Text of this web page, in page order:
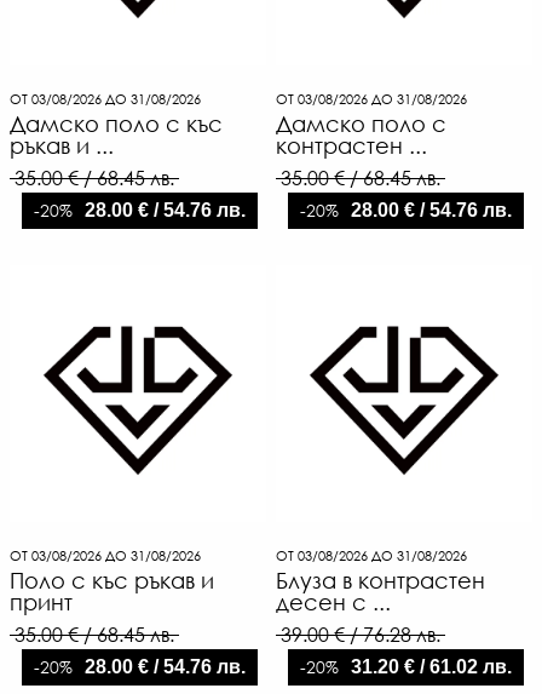
ОТ 03/08/2026 ДО 31/08/2026
Дамско поло с къс
ръкав и ...
35.00 € / 68.45 лв.
-20% 28.00 € / 54.76 лв.
ОТ 03/08/2026 ДО 31/08/2026
Дамско поло с
контрастен ...
35.00 € / 68.45 лв.
-20% 28.00 € / 54.76 лв.
ОТ 03/08/2026 ДО 31/08/2026
Поло с къс ръкав и
принт
35.00 € / 68.45 лв.
-20% 28.00 € / 54.76 лв.
ОТ 03/08/2026 ДО 31/08/2026
Блуза в контрастен
десен с ...
39.00 € / 76.28 лв.
-20% 31.20 € / 61.02 лв.